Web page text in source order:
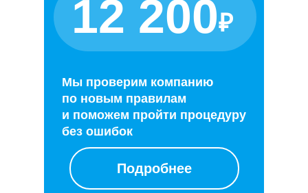
Подробнее
12 200₽
Мы проверим компанию
по новым правилам
и поможем пройти процедуру
без ошибок